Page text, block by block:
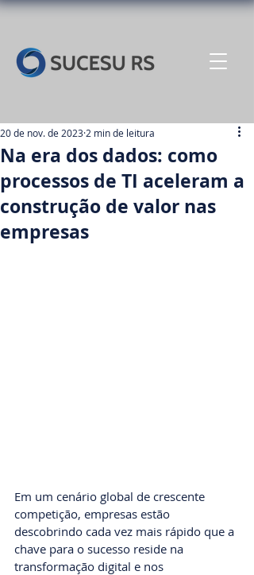
Na era dos dados: como
processos de TI aceleram a
construção de valor nas
empresas
20 de nov. de 2023 2 min de leitura
Em um cenário global de crescente
competição, empresas estão
descobrindo cada vez mais rápido que a
chave para o sucesso reside na
transformação digital e nos